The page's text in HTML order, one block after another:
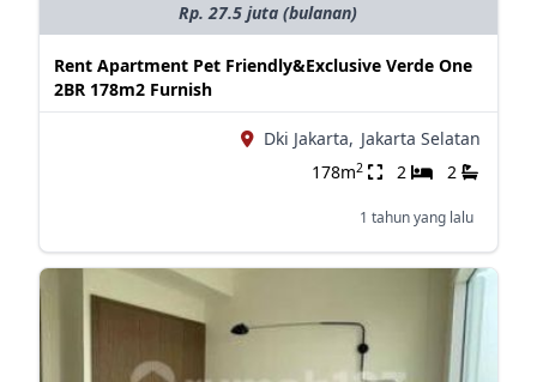
Rp. 27.5 juta (bulanan)
Rent Apartment Pet Friendly&Exclusive Verde One
2BR 178m2 Furnish
Dki Jakarta, Jakarta Selatan
178m2 2 2
1 tahun yang lalu